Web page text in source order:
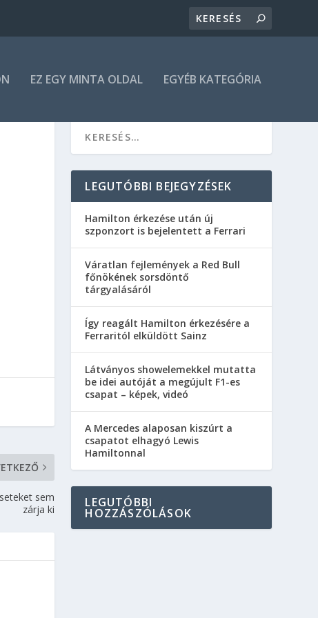
EZ EGY MINTA OLDAL EGYÉB KATEGÓRIA
sem
zárja ki
LEGUTÓBBI BEJEGYZÉSEK
Hamilton érkezése után új
szponzort is bejelentett a Ferrari
Váratlan fejlemények a Red Bull
főnökének sorsdöntő
tárgyalásáról
Így reagált Hamilton érkezésére a
Ferraritól elküldött Sainz
Látványos showelemekkel mutatta
be idei autóját a megújult F1-es
csapat – képek, videó
A Mercedes alaposan kiszúrt a
csapatot elhagyó Lewis
Hamiltonnal
LEGUTÓBBI
HOZZÁSZÓLÁSOK